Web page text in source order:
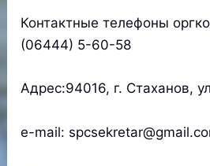
Контактные телефоны
(06444) 5-60-58
Адрес:94016, г. Стаханов,
e-mail: